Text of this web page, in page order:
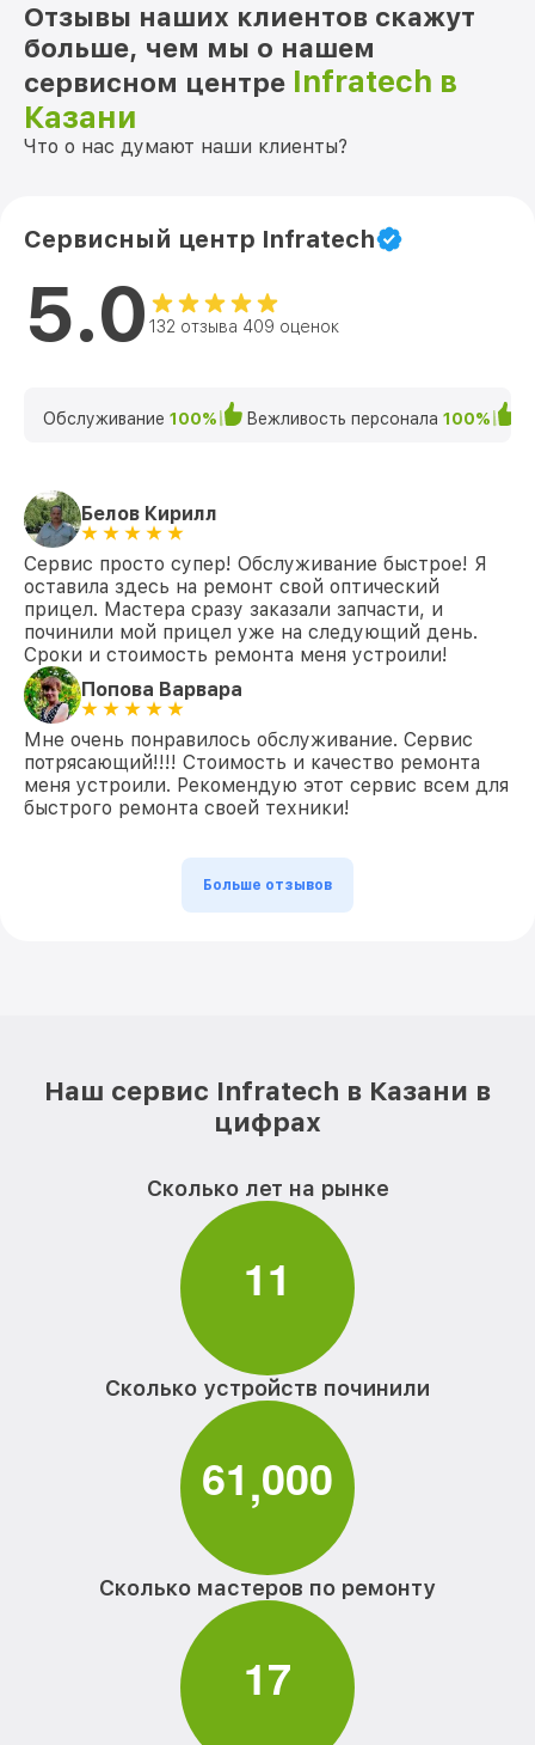
Отзывы наших клиентов скажут
больше, чем мы о нашем
сервисном центре Infratech в
Казани
Что о нас думают наши клиенты?
Сервисный центр Infratech
5.0 132 отзыва 409 оценок
Обслуживание 100% Вежливость персонала 100%
Белов Кирилл
Сервис просто супер! Обслуживание быстрое! Я
оставила здесь на ремонт свой оптический
прицел. Мастера сразу заказали запчасти, и
починили мой прицел уже на следующий день.
Сроки и стоимость ремонта меня устроили!
Попова Варвара
Мне очень понравилось обслуживание. Сервис
потрясающий!!!! Стоимость и качество ремонта
меня устроили. Рекомендую этот сервис всем для
быстрого ремонта своей техники!
Больше отзывов
Наш сервис Infratech в Казани в
цифрах
Сколько лет на рынке
11
Сколько устройств починили
61,000
Сколько мастеров по ремонту
17